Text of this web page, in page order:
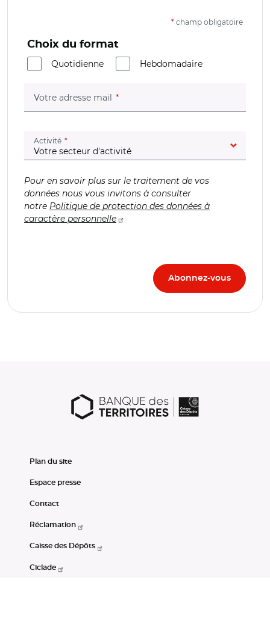
* champ obligatoire
Choix du format
Quotidienne
Hebdomadaire
Votre adresse mail (champ obligatoire)
Activité (champ obligatoire)
Pour en savoir plus sur le traitement de vos
données nous vous invitons à consulter
notre Politique de protection des données à
caractère personnelle
Plan du site
Espace presse
Contact
Réclamation
Caisse des Dépôts
Ciclade